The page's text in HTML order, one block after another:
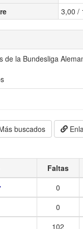
3,00 /
de la Bundesliga
buscados
Faltas
0
0
102